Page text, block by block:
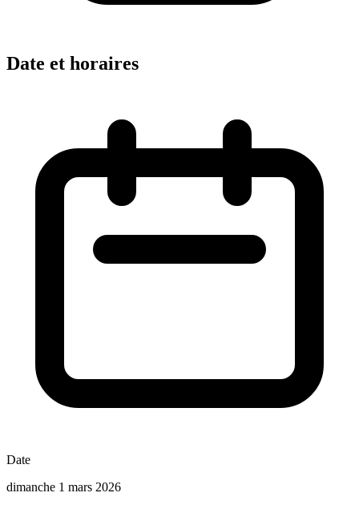
Date et horaires
Date
dimanche 1 mars 2026